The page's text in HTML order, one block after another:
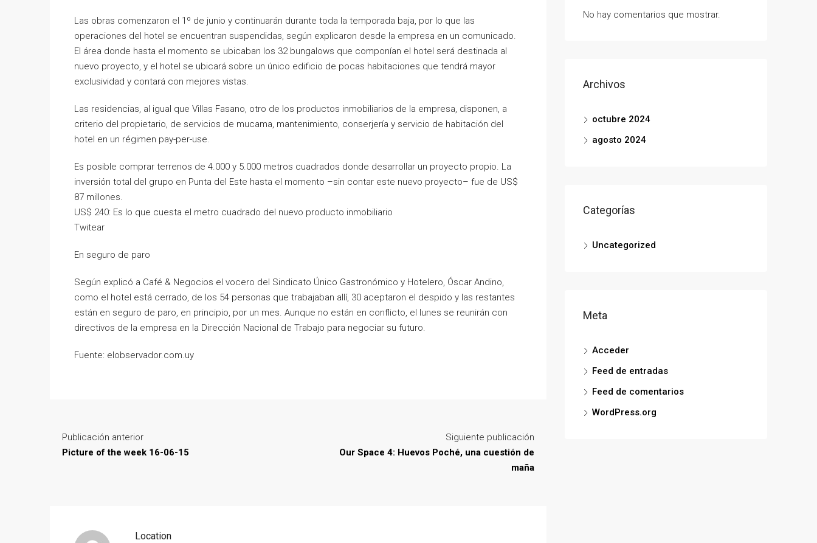
Las obras comenzaron el 1º de junio y continuarán durante toda la temporada baja, por lo que las
operaciones del hotel se encuentran suspendidas, según explicaron desde la empresa en un comunicado.
El área donde hasta el momento se ubicaban los 32 bungalows que componían el hotel será destinada al
nuevo proyecto, y el hotel se ubicará sobre un único edificio de pocas habitaciones que tendrá mayor
exclusividad y contará con mejores vistas.
Las residencias, al igual que Villas Fasano, otro de los productos inmobiliarios de la empresa, disponen, a
criterio del propietario, de servicios de mucama, mantenimiento, conserjería y servicio de habitación del
hotel en un régimen pay-per-use.
Es posible comprar terrenos de 4.000 y 5.000 metros cuadrados donde desarrollar un proyecto propio. La
inversión total del grupo en Punta del Este hasta el momento –sin contar este nuevo proyecto– fue de US$
87 millones.
US$ 240: Es lo que cuesta el metro cuadrado del nuevo producto inmobiliario
Twitear
En seguro de paro
Según explicó a Café & Negocios el vocero del Sindicato Único Gastronómico y Hotelero, Óscar Andino,
como el hotel está cerrado, de los 54 personas que trabajaban allí, 30 aceptaron el despido y las restantes
están en seguro de paro, en principio, por un mes. Aunque no están en conflicto, el lunes se reunirán con
directivos de la empresa en la Dirección Nacional de Trabajo para negociar su futuro.
Fuente: elobservador.com.uy
Publicación anterior
Picture of the week 16-06-15
Siguiente publicación
Our Space 4: Huevos Poché, una cuestión de
maña
Location
No hay comentarios que mostrar.
Archivos
octubre 2024
agosto 2024
Categorías
Uncategorized
Meta
Acceder
Feed de entradas
Feed de comentarios
WordPress.org